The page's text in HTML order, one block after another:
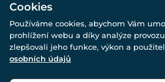
© Všechna práva vyhrazena.
Cookies
Používáme cookies, abychom Vám
prohlížení webu a díky analýze
zlepšovali jeho funkce, výkon a
osobních údajů